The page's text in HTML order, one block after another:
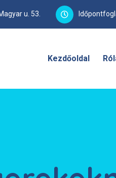
u. 53.
Kezdőoldal